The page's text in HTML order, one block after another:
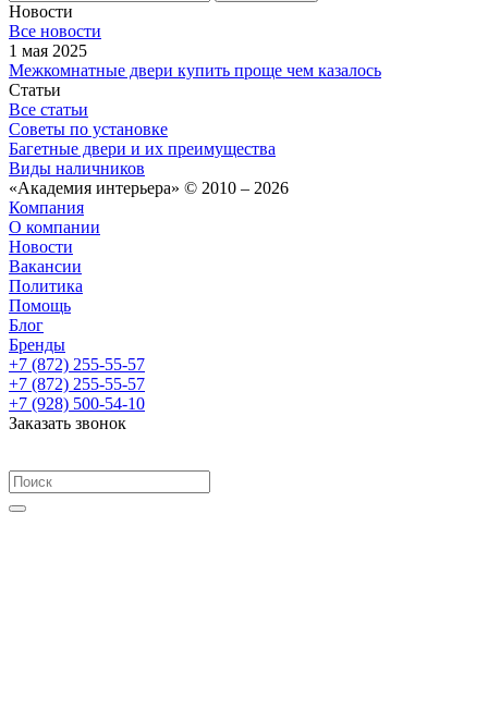
Новости
Все новости
1 мая 2025
Межкомнатные двери купить проще чем казалось
Статьи
Все статьи
Советы по установке
Багетные двери и их преимущества
Виды наличников
«Академия интерьера» © 2010 – 2026
Компания
О компании
Новости
Вакансии
Политика
Помощь
Блог
Бренды
+7 (872) 255-55-57
+7 (872) 255-55-57
+7 (928) 500-54-10
Заказать звонок